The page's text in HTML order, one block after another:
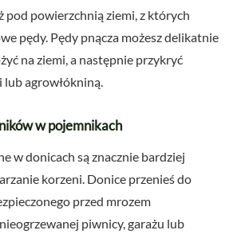
pod powierzchnią ziemi, z których
pędy. Pędy pnącza możesz delikatnie
na ziemi, a następnie przykryć
lub agrowłókniną.
w pojemnikach
w donicach są znacznie bardziej
korzeni. Donice przenieś do
przed mrozem
piwnicy, garażu lub